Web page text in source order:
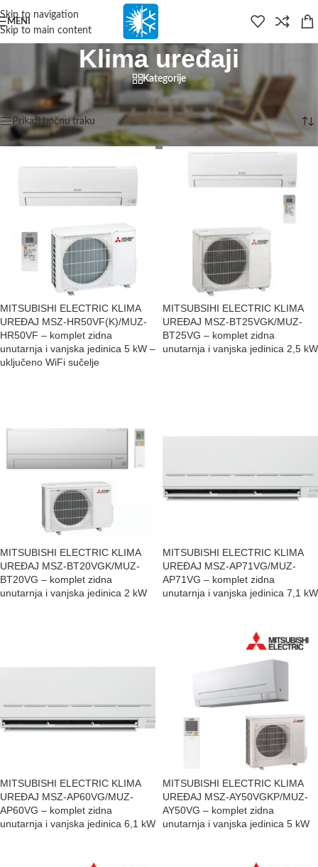
content
Skip to navigation
Skip to main content
MENI
Klima uređaji
Kategorije
Početna
Klima uređaji Stranica 2 Prikazujemo 13–24 od 130 rezultata
Prikaži bočnu traku
MITSUBISHI ELECTRIC KLIMA
UREĐAJ MSZ-HR50VF(K)/MUZ-
HR50VF – komplet zidna
unutarnja i vanjska jedinica 5 kW –
uključeno WiFi sučelje
MITSUBSIHI ELECTRIC KLIMA
UREĐAJ MSZ-BT25VGK/MUZ-
BT25VG – komplet zidna
unutarnja i vanjska jedinica 2,5 kW
MITSUBISHI ELECTRIC KLIMA
UREĐAJ MSZ-BT20VGK/MUZ-
BT20VG – komplet zidna
unutarnja i vanjska jedinica 2 kW
MITSUBISHI ELECTRIC KLIMA
UREĐAJ MSZ-AP71VG/MUZ-
AP71VG – komplet zidna
unutarnja i vanjska jedinica 7,1 kW
MITSUBISHI ELECTRIC KLIMA
UREĐAJ MSZ-AP60VG/MUZ-
AP60VG – komplet zidna
unutarnja i vanjska jedinica 6,1 kW
MITSUBISHI ELECTRIC KLIMA
UREĐAJ MSZ-AY50VGKP/MUZ-
AY50VG – komplet zidna
unutarnja i vanjska jedinica 5 kW